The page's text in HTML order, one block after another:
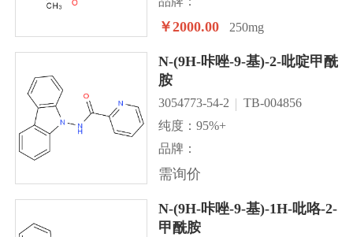
￥2000.00 250mg
N-(9H-咔唑-9-基)-2-吡啶甲酰
胺
3054773-54-2
TB-004856
纯度：95%+
品牌：
需询价
N-(9H-咔唑-9-基)-1H-吡咯-2-
甲酰胺